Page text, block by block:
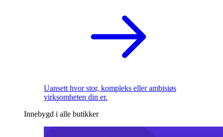
Uansett hvor stor, kompleks eller ambisiøs
virksomheten din er.
Innebygd i alle butikker